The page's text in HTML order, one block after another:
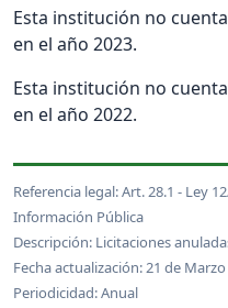
Esta institución no
en el año 2023.
Esta institución no
en el año 2022.
Referencia legal: Art. 28.1 - Ley
Información Pública
Descripción: Licitaciones
Fecha actualización: 21 de
Periodicidad: Anual